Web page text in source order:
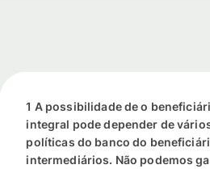
1 A possibilidade de o
integral pode depender de
políticas do banco do
intermediários. Não podemos